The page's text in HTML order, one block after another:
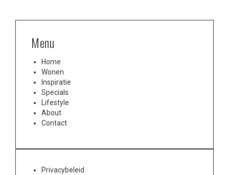
Menu
Home
Wonen
Inspiratie
Specials
Lifestyle
About
Contact
Privacybeleid